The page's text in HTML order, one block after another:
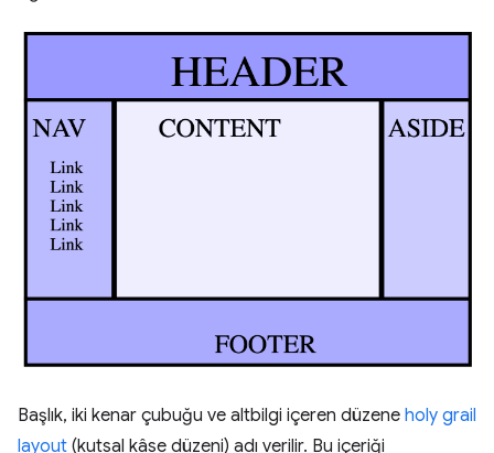
Başlık, iki kenar çubuğu ve altbilgi içeren düzene holy grail
layout (kutsal kâse düzeni) adı verilir. Bu içeriği